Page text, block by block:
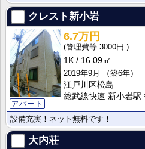
クレスト新小岩
アパート
6.7万円
3000円
1K
16.09㎡
2019年9月
（築6年）
江戸川区松島
総武線快速 新小岩駅
設備充実！ネット無料です！
大内荘